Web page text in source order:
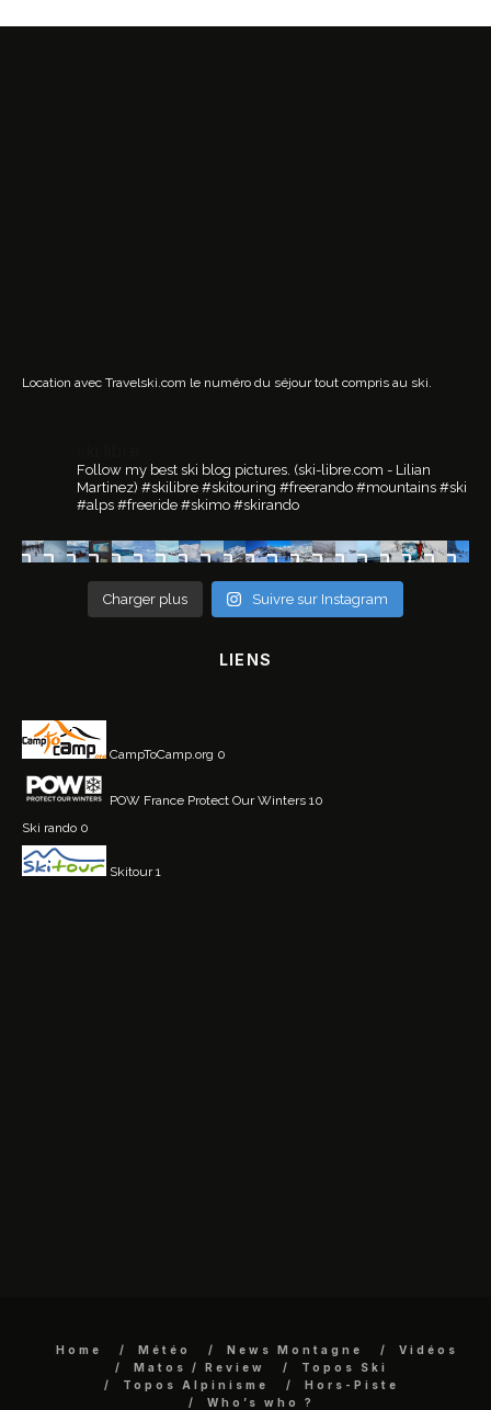
Location avec Travelski.com le numéro du séjour tout compris au ski.
Follow my best ski blog pictures. (ski-libre.com - Lilian
Martinez) #skilibre #skitouring #freerando #mountains #ski
#alps #freeride #skimo #skirando
Charger plus Suivre sur Instagram
LIENS
CampToCamp.org 0
POW France Protect Our Winters 10
Ski rando 0
Skitour1
Home Météo News Montagne
Vidéos
Matos / Review
Topos Ski
Topos Alpinisme
Hors-Piste
Who’s who ?